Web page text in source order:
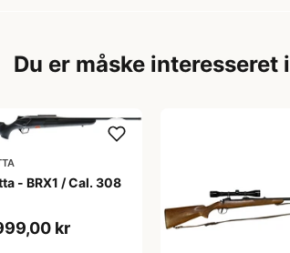
Du er måske interesseret i
- BRX1 / Cal. 308
kr